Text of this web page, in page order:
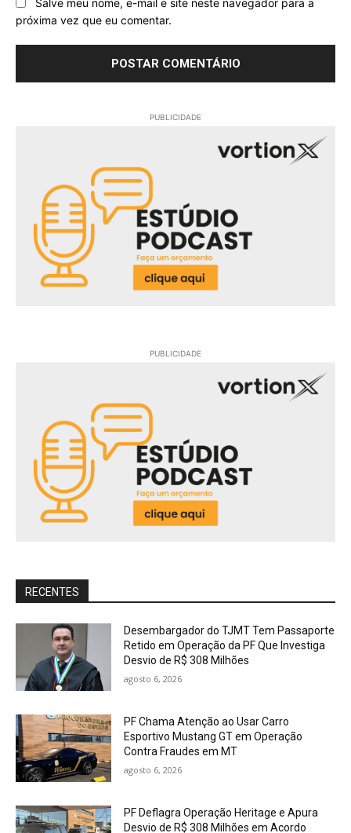
próxima vez que eu comentar.
PUBLICIDADE
PUBLICIDADE
RECENTES
Desembargador do TJMT Tem Passaporte
Retido em Operação da PF Que Investiga
Desvio de R$ 308 Milhões
agosto 6, 2026
PF Chama Atenção ao Usar Carro
Esportivo Mustang GT em Operação
Contra Fraudes em MT
agosto 6, 2026
PF Deflagra Operação Heritage e Apura
Desvio de R$ 308 Milhões em Acordo